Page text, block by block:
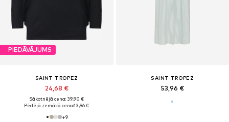
PIEDĀVĀJUMS
SAINT TROPEZ
24,68 €
Sākotnējā cena: 39,90 €
Pēdējā zemākā cena:13,96 €
+9
SAINT TROPEZ
53,96 €